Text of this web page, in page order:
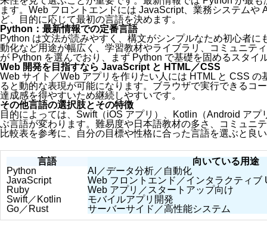
ます。Web フロントエンドには JavaScript、業務システムや
ど、目的に応じて最初の言語を決めます。
Python：最新情報での定番言語
Python は文法が読みやすく、構文がシンプルなため初心者
動化など用途が幅広く、学習教材やライブラリ、コミュニテ
が Python を選んでおり、まず Python で基礎を固めるスタイ
Web 開発を目指すなら JavaScript と HTML／CSS
Web サイト／Web アプリを作りたい人には HTML と CSS
ると動的な表現が可能になります。ブラウザで実行できるコ
達成感を得やすいため継続しやすいです。
その他言語の選択肢とその特徴
目的によっては、Swift（iOS アプリ）、Kotlin（Android ア
ぶ言語が変わります。難易度や日本語教材の多さ、コミュニ
比較表を参考に、自分の目標や性格に合った言語を選ぶと良
言語
向いている用途
Python
AI／データ分析／自動化
JavaScript
Web フロントエンド／インタラクティブ
Ruby
Web アプリ／スタートアップ向け
Swift／Kotlin
モバイルアプリ開発
Go／Rust
サーバーサイド／高性能システム